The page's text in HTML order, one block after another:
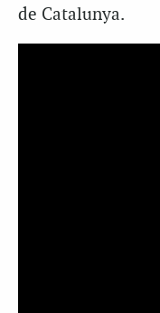
de Catalunya.